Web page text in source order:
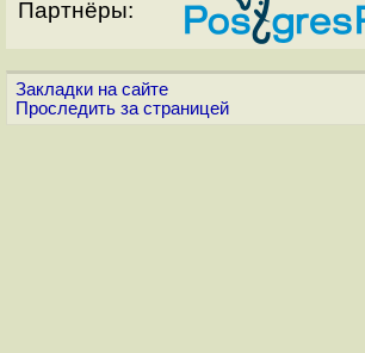
Партнёры:
Закладки на сайте
Проследить за страницей